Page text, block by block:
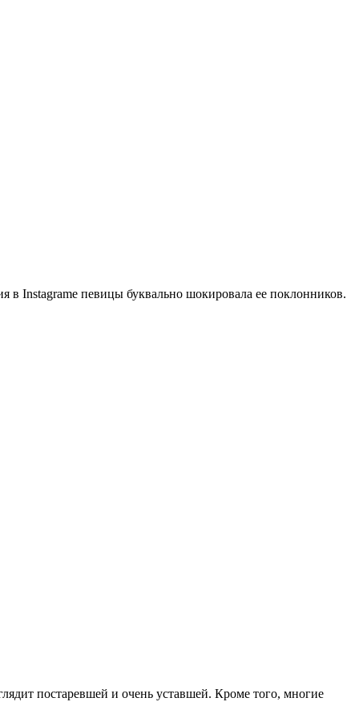
Instagramе певицы буквально шокировала ее поклонников.
постаревшей и очень уставшей. Кроме того, многие